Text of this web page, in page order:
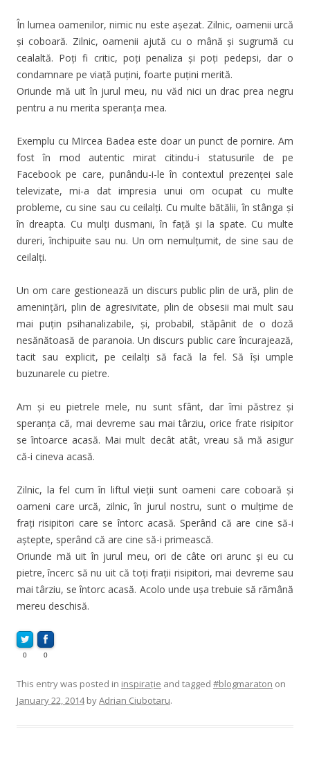
În lumea oamenilor, nimic nu este așezat. Zilnic, oamenii urcă
și coboară. Zilnic, oamenii ajută cu o mână și sugrumă cu
cealaltă. Poți fi critic, poți penaliza și poți pedepsi, dar o
condamnare pe viață puțini, foarte puțini merită.
Oriunde mă uit în jurul meu, nu văd nici un drac prea negru
pentru a nu merita speranța mea.
Exemplu cu MIrcea Badea este doar un punct de pornire. Am
fost în mod autentic mirat citindu-i statusurile de pe
Facebook pe care, punându-i-le în contextul prezenței sale
televizate, mi-a dat impresia unui om ocupat cu multe
probleme, cu sine sau cu ceilalți. Cu multe bătălii, în stânga și
în dreapta. Cu mulți dusmani, în față și la spate. Cu multe
dureri, închipuite sau nu. Un om nemulțumit, de sine sau de
ceilalți.
Un om care gestionează un discurs public plin de ură, plin de
amenințări, plin de agresivitate, plin de obsesii mai mult sau
mai puțin psihanalizabile, și, probabil, stăpânit de o doză
nesănătoasă de paranoia. Un discurs public care încurajează,
tacit sau explicit, pe ceilalți să facă la fel. Să își umple
buzunarele cu pietre.
Am și eu pietrele mele, nu sunt sfânt, dar îmi păstrez și
speranța că, mai devreme sau mai târziu, orice frate risipitor
se întoarce acasă. Mai mult decât atât, vreau să mă asigur
că-i cineva acasă.
Zilnic, la fel cum în liftul vieții sunt oameni care coboară și
oameni care urcă, zilnic, în jurul nostru, sunt o mulțime de
frați risipitori care se întorc acasă. Sperând că are cine să-i
aștepte, sperând că are cine să-i primească.
Oriunde mă uit în jurul meu, ori de câte ori arunc și eu cu
pietre, încerc să nu uit că toți frații risipitori, mai devreme sau
mai târziu, se întorc acasă. Acolo unde ușa trebuie să rămână
mereu deschisă.
0 0
This entry was posted in inspirație and tagged #blogmaraton on
January 22, 2014byAdrian Ciubotaru.